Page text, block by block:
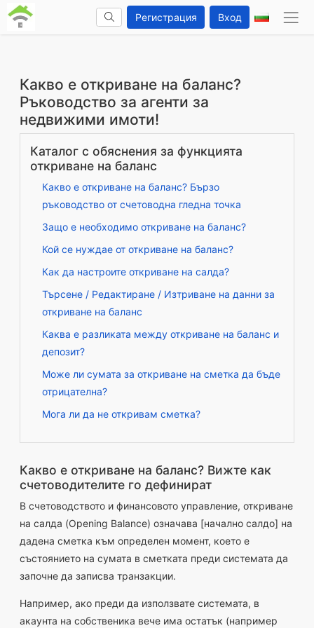
Регистрация Вход
Какво е откриване на баланс?
Ръководство за агенти за
недвижими имоти!
Каталог с обяснения за функцията
откриване на баланс
Какво е откриване на баланс? Бързо
ръководство от счетоводна гледна точка
Защо е необходимо откриване на баланс?
Кой се нуждае от откриване на баланс?
Как да настроите откриване на салда?
Търсене / Редактиране / Изтриване на данни за
откриване на баланс
Каква е разликата между откриване на баланс и
депозит?
Може ли сумата за откриване на сметка да бъде
отрицателна?
Мога ли да не откривам сметка?
Какво е откриване на баланс? Вижте как
счетоводителите го дефинират
В счетоводството и финансовото управление, откриване
на салда (Opening Balance) означава [начално салдо] на
дадена сметка към определен момент, което е
състоянието на сумата в сметката преди системата да
започне да записва транзакции.
Например, ако преди да използвате системата, в
акаунта на собственика вече има остатък (например